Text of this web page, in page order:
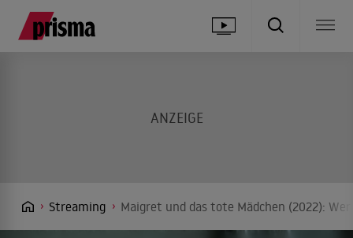
Streaming Maigret und das tote Mädchen (2022):